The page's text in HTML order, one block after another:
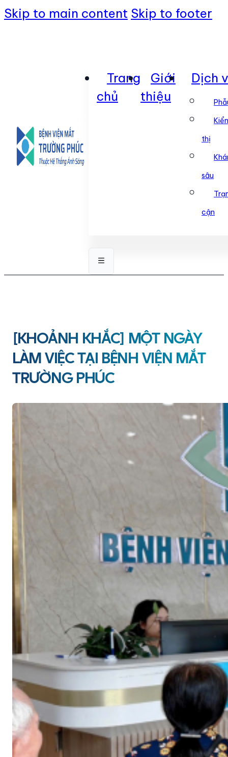
Skip to main content Skip to footer
Trang
chủ
Giới
thiệu
Dịch
thị
sâu
cận
[KHOẢNH KHẮC] MỘT NGÀY
LÀM VIỆC TẠI BỆNH VIỆN MẮT
TRƯỜNG PHÚC